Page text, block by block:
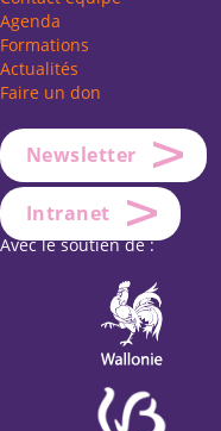
Agenda
Formations
Actualités
Faire un don
Newsletter
Intranet
Avec le soutien de :